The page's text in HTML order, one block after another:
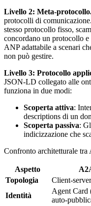
Livello 2: Meta-
protocolli di
stesso protocollo fisso,
concordano un protocollo
ANP adattabile a scenari
non può gestire.
Livello 3: Protocollo
JSON-LD collegato alle
funziona in due modi:
Scoperta attiva:
descriptions di un
Scoperta passiva:
indicizzazione che
Confronto architetturale tra
Aspetto
Topologia
Client-server
Identità
Agent Card
auto-